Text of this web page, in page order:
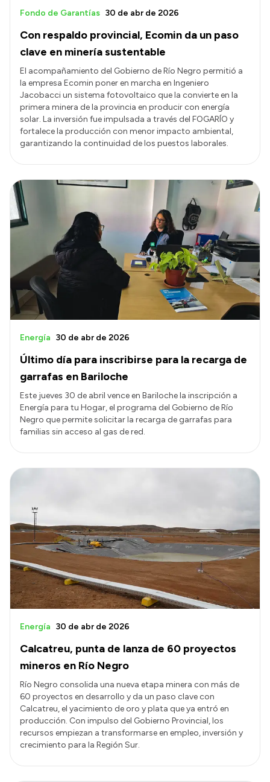
Con respaldo provincial, Ecomin da un paso
clave en minería sustentable
Fondo de Garantías 30 de abr de 2026
El acompañamiento del Gobierno de Río Negro permitió a
la empresa Ecomin poner en marcha en Ingeniero
Jacobacci un sistema fotovoltaico que la convierte en la
primera minera de la provincia en producir con energía
solar. La inversión fue impulsada a través del FOGARÍO y
fortalece la producción con menor impacto ambiental,
garantizando la continuidad de los puestos laborales.
Último día para inscribirse para la recarga de
garrafas en Bariloche
Energía 30 de abr de 2026
Este jueves 30 de abril vence en Bariloche la inscripción a
Energía para tu Hogar, el programa del Gobierno de Río
Negro que permite solicitar la recarga de garrafas para
familias sin acceso al gas de red.
Calcatreu, punta de lanza de 60 proyectos
mineros en Río Negro
Energía 30 de abr de 2026
Río Negro consolida una nueva etapa minera con más de
60 proyectos en desarrollo y da un paso clave con
Calcatreu, el yacimiento de oro y plata que ya entró en
producción. Con impulso del Gobierno Provincial, los
recursos empiezan a transformarse en empleo, inversión y
crecimiento para la Región Sur.